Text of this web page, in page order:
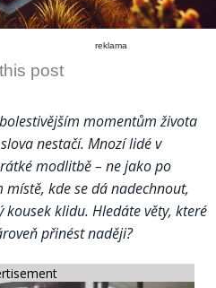
reklama
post
momentům života
nestačí. Mnozí lidé v
modlitbě – ne jako po
místě, kde se dá nadechnout,
klidu. Hledáte věty, které
přinést naději?